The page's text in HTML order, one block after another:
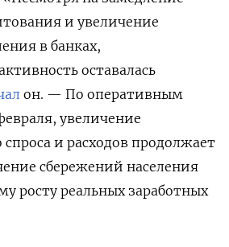
и увеличение
в банках,
оставалась
он. — По оперативным
увеличение
спроса и расходов продолжает
сбережений населения
росту реальных заработных